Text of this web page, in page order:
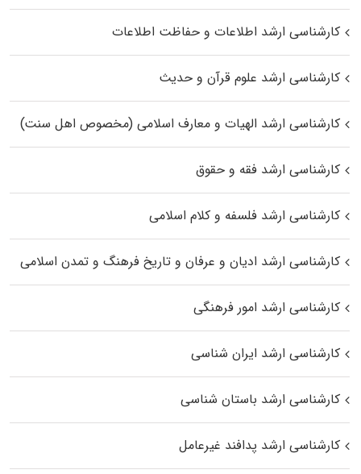
کارشناسی ارشد اطلاعات و حفاظت اطلاعات
کارشناسی ارشد علوم قرآن و حدیث
کارشناسی ارشد الهیات و معارف اسلامی (مخصوص اهل سنت)
کارشناسی ارشد فقه و حقوق
کارشناسی ارشد فلسفه و کلام اسلامی
کارشناسی ارشد ادیان و عرفان و تاریخ فرهنگ و تمدن اسلامی
کارشناسی ارشد امور فرهنگی
کارشناسی ارشد ایران شناسی
کارشناسی ارشد باستان شناسی
کارشناسی ارشد پدافند غیرعامل